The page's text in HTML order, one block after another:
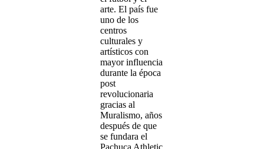
arte. El país fue
uno de los
centros
culturales y
artísticos con
mayor influencia
durante la época
post
revolucionaria
gracias al
Muralismo, años
después de que
se fundara el